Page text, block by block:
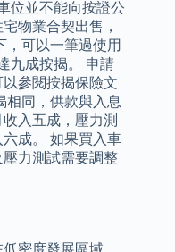
位並不能向按證公
物業合契出售，
，可以一筆過使用
九成按揭。 申請
參閱按揭保險文
相同，供款與入息
入五成，壓力測
成。 如果買入車
力測試需要調整
密度發展區域，